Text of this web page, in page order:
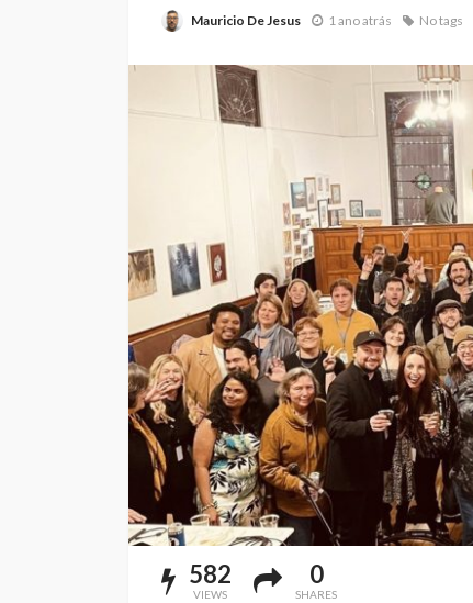
Mauricio De Jesus 1 ano atrás No tags
582
VIEWS
0
SHARES